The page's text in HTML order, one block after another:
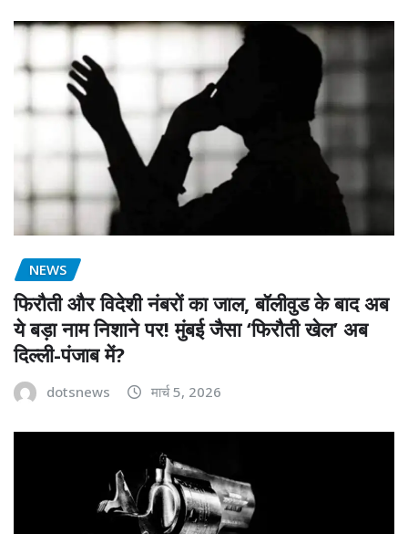
NEWS
फिरौती और विदेशी नंबरों का जाल, बॉलीवुड के बाद अब
ये बड़ा नाम निशाने पर! मुंबई जैसा ‘फिरौती खेल’ अब
दिल्ली-पंजाब में?
dotsnews मार्च 5, 2026